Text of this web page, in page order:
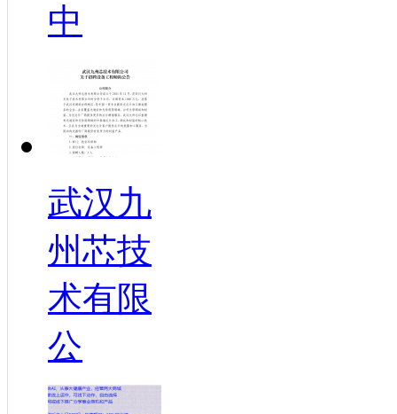
中
武汉九
州芯技
术有限
公